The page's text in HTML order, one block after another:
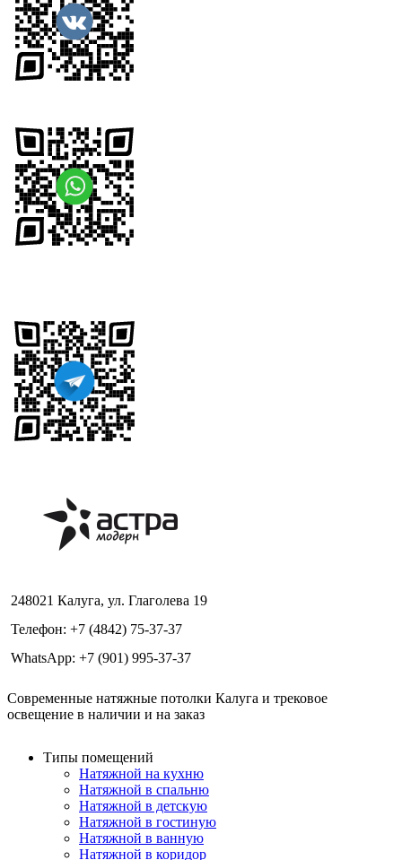
248021 Калуга, ул. Глаголева 19
Телефон: +7 (4842) 75-37-37
WhatsApp: +7 (901) 995-37-37
Современные натяжные потолки Калуга и трековое
освещение в наличии и на заказ
Типы помещений
Натяжной на кухню
Натяжной в спальню
Натяжной в детскую
Натяжной в гостиную
Натяжной в ванную
Натяжной в коридор